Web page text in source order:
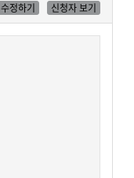
수정하기 신청자 보기